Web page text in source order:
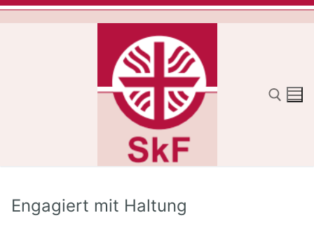
Zum
Inhalt
Engagiert mit Haltung